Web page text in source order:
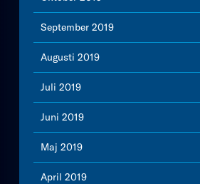
September 2019
Augusti 2019
Juli 2019
Juni 2019
Maj 2019
April 2019